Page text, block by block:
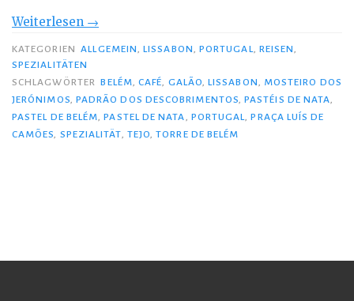
Weiterlesen „Pastéis
–
so
schmeckt
→
KATEGORIEN ALLGEMEIN ,LISSABON PORTUGAL REISEN
SPEZIALITÄTEN
SCHLAGWÖRTER
BELÉM CAFÉ GALÃO ,LISSABON
MOSTEIRO DOS
JERÓNIMOS PADRÃO DOS DESCOBRIMENTOS ,PASTÉIS DE NATA
PASTEL DE BELÉM ,PASTEL DE NATA PORTUGAL ,PRAÇA LUÍS DE
CAMÕES
SPEZIALITÄT TEJO ,TORRE DE BELÉM